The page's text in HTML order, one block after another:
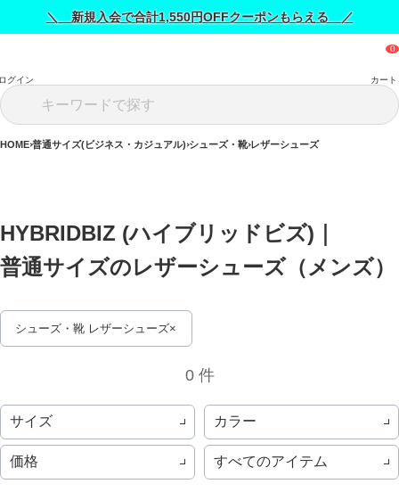
＼ 新規入会で合計1,550円OFFクーポンもらえる ／
グイン カート
HOME 普通サイズ(ビジネス・カジュアル) シューズ・靴 レザーシューズ
HYBRIDBIZ (ハイブリッドビズ)｜
シューズ・靴 レザーシューズ
0 件
サイズ カラー
価格 すべてのアイテム